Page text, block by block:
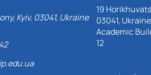
Kyiv, 03041, Ukraine
19
03041, Ukraine
Academic
12